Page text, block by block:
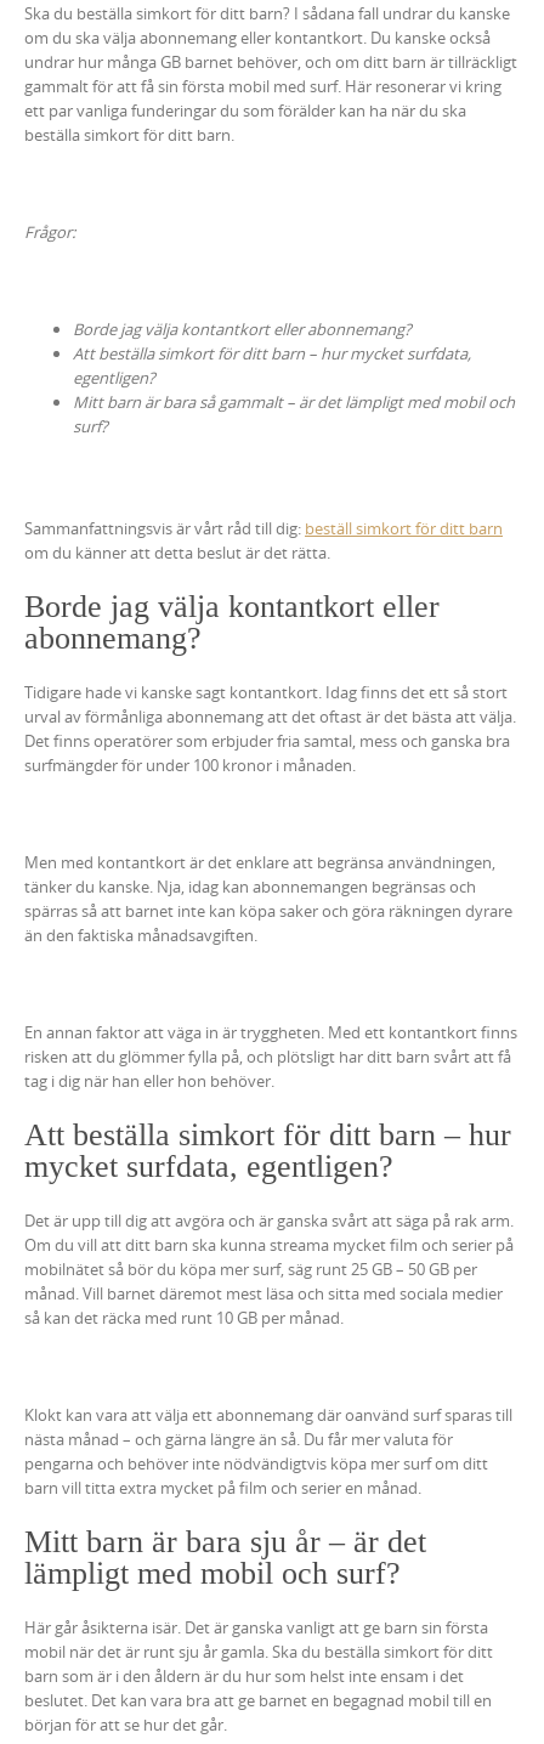
Ska du beställa simkort för ditt barn? I sådana fall undrar du kanske
om du ska välja abonnemang eller kontantkort. Du kanske också
undrar hur många GB barnet behöver, och om ditt barn är tillräckligt
gammalt för att få sin första mobil med surf. Här resonerar vi kring
ett par vanliga funderingar du som förälder kan ha när du ska
beställa simkort för ditt barn.
Frågor:
Borde jag välja kontantkort eller abonnemang?
Att beställa simkort för ditt barn – hur mycket surfdata,
egentligen?
Mitt barn är bara så gammalt – är det lämpligt med mobil och
surf?
Sammanfattningsvis är vårt råd till dig: beställ simkort för ditt barn
om du känner att detta beslut är det rätta.
Borde jag välja kontantkort eller
abonnemang?
Tidigare hade vi kanske sagt kontantkort. Idag finns det ett så stort
urval av förmånliga abonnemang att det oftast är det bästa att välja.
Det finns operatörer som erbjuder fria samtal, mess och ganska bra
surfmängder för under 100 kronor i månaden.
Men med kontantkort är det enklare att begränsa användningen,
tänker du kanske. Nja, idag kan abonnemangen begränsas och
spärras så att barnet inte kan köpa saker och göra räkningen dyrare
än den faktiska månadsavgiften.
En annan faktor att väga in är tryggheten. Med ett kontantkort finns
risken att du glömmer fylla på, och plötsligt har ditt barn svårt att få
tag i dig när han eller hon behöver.
Att beställa simkort för ditt barn – hur
mycket surfdata, egentligen?
Det är upp till dig att avgöra och är ganska svårt att säga på rak arm.
Om du vill att ditt barn ska kunna streama mycket film och serier på
mobilnätet så bör du köpa mer surf, säg runt 25 GB – 50 GB per
månad. Vill barnet däremot mest läsa och sitta med sociala medier
så kan det räcka med runt 10 GB per månad.
Klokt kan vara att välja ett abonnemang där oanvänd surf sparas till
nästa månad – och gärna längre än så. Du får mer valuta för
pengarna och behöver inte nödvändigtvis köpa mer surf om ditt
barn vill titta extra mycket på film och serier en månad.
Mitt barn är bara sju år – är det
lämpligt med mobil och surf?
Här går åsikterna isär. Det är ganska vanligt att ge barn sin första
mobil när det är runt sju år gamla. Ska du beställa simkort för ditt
barn som är i den åldern är du hur som helst inte ensam i det
beslutet. Det kan vara bra att ge barnet en begagnad mobil till en
början för att se hur det går.